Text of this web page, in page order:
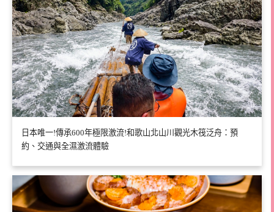
日本唯一!傳承600年極限激流!和歌山北山川觀光木筏泛舟：預
約、交通與全濕激流體驗